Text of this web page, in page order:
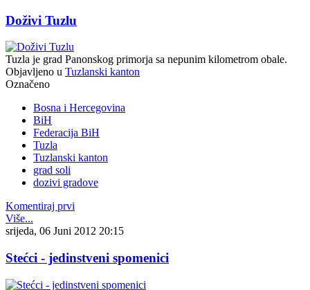
Doživi Tuzlu
Tuzla je grad Panonskog primorja sa nepunim kilometrom obale.
Objavljeno u Tuzlanski kanton
Označeno
Bosna i Hercegovina
BiH
Federacija BiH
Tuzla
Tuzlanski kanton
grad soli
dozivi gradove
Komentiraj prvi
Više...
srijeda, 06 Juni 2012 20:15
Stećci - jedinstveni spomenici